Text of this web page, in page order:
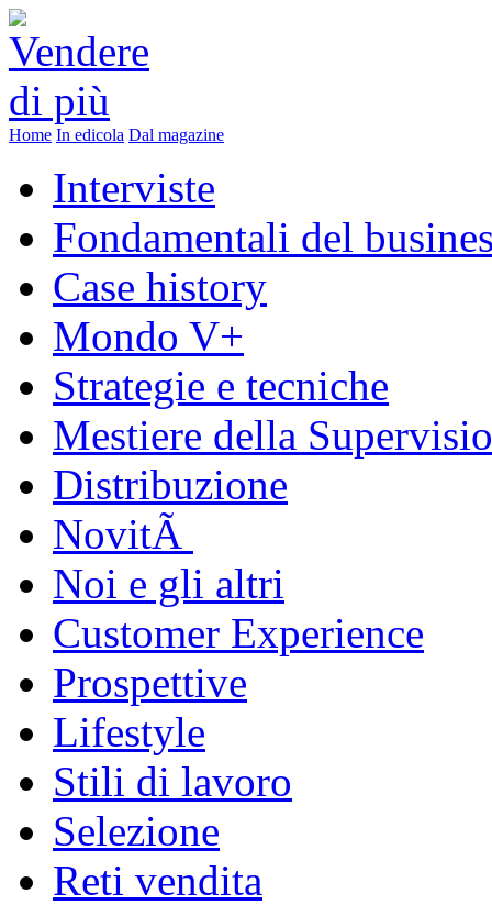
Home In edicola Dal magazine
Interviste
Fondamentali del
Case history
Mondo V+
Strategie e tecniche
Mestiere della
Distribuzione
NovitÃ
Noi e gli altri
Customer Experience
Prospettive
Lifestyle
Stili di lavoro
Selezione
Reti vendita